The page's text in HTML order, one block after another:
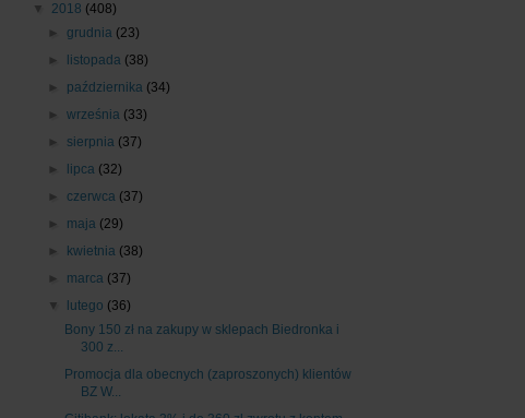
▼ 2018 (408)
►grudnia (23)
►
listopada (38)
► października (34)
►września (33)
► sierpnia (37)
►
lipca (32)
►czerwca (37)
► maja (29)
►
kwietnia (38)
► marca (37)
▼
lutego (36)
Bony 150 zł na zakupy w sklepach Biedronka i
300 z...
Promocja dla obecnych (zaproszonych) klientów
BZ W...